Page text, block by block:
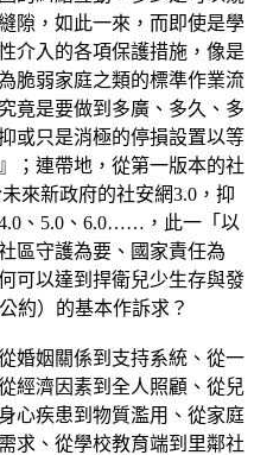
隙，如此一來，而即使是學
介入的各項保護措施，像是
脆弱家庭之類的標準作業流
竟是要做到多廣、多久、多
或只是消極的停損設置以等
；連帶地，從第一版本的社
來新政府的社安網3.0，抑
、5.0、6.0……，此一「以
區守護為要、國家責任為
可以達到捍衛兒少生存與發
約）的基本作訴求？
婚姻關係到支持系統、從一
經濟因素到全人照顧、從兒
心疾患到物質濫用、從家庭
求、從學校教育端到里鄰社